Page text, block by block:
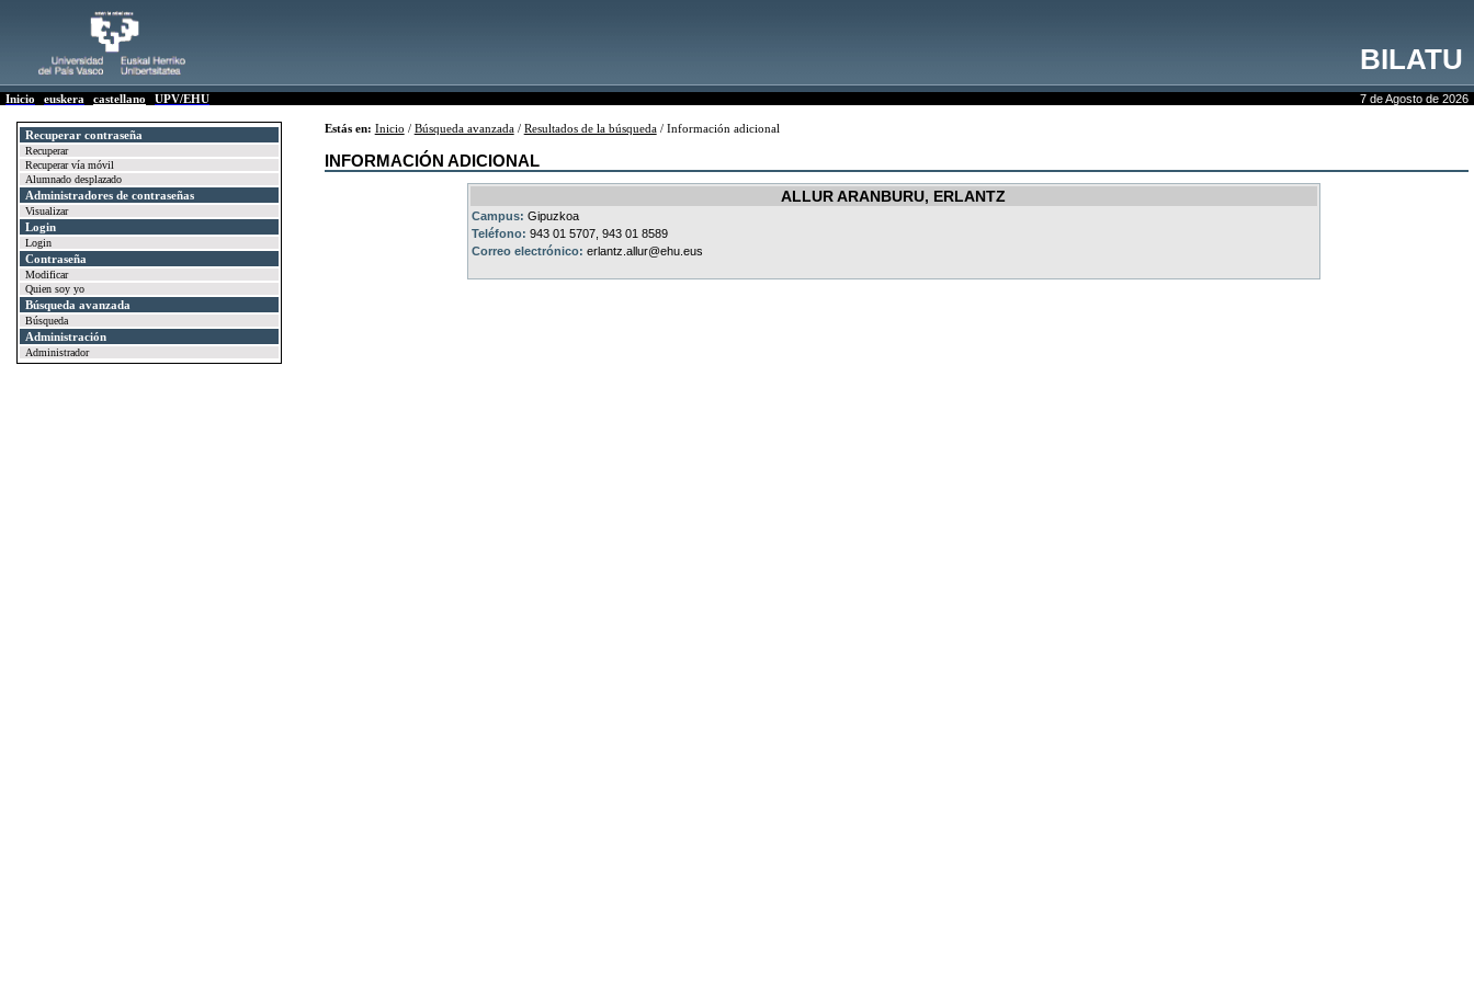
BILATU
Inicio euskera castellano UPV/EHU 7 de Agosto de 2026
Recuperar contraseña
Recuperar
Recuperar vía móvil
Alumnado desplazado
Administradores de contraseñas
Visualizar
Login
Login
Contraseña
Modificar
Quien soy yo
Búsqueda avanzada
Búsqueda
Administración
Administrador
Estás en: Inicio / Búsqueda avanzada/ Resultados de la búsqueda/ Información adicional
INFORMACIÓN ADICIONAL
ALLUR ARANBURU, ERLANTZ
Campus: Gipuzkoa
Teléfono: 943 01 5707, 943 01 8589
Correo electrónico: erlantz.allur@ehu.eus